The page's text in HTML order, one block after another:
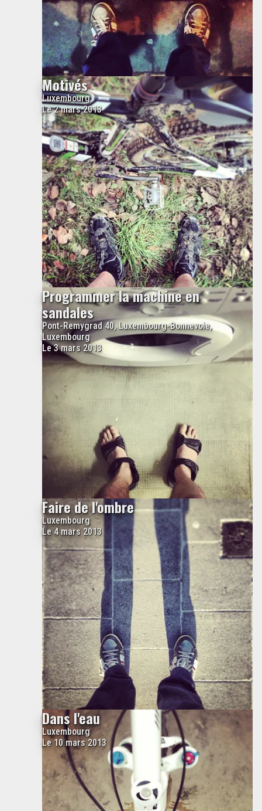
Motivés
Luxembourg
Le 2 mars 2013
Programmer la machine en
sandales
Pont-Remygrad 40, Luxembourg-Bonnevoie,
Luxembourg
Le 3 mars 2013
Faire de l'ombre
Luxembourg
Le 4 mars 2013
Dans l'eau
Luxembourg
Le 10 mars 2013